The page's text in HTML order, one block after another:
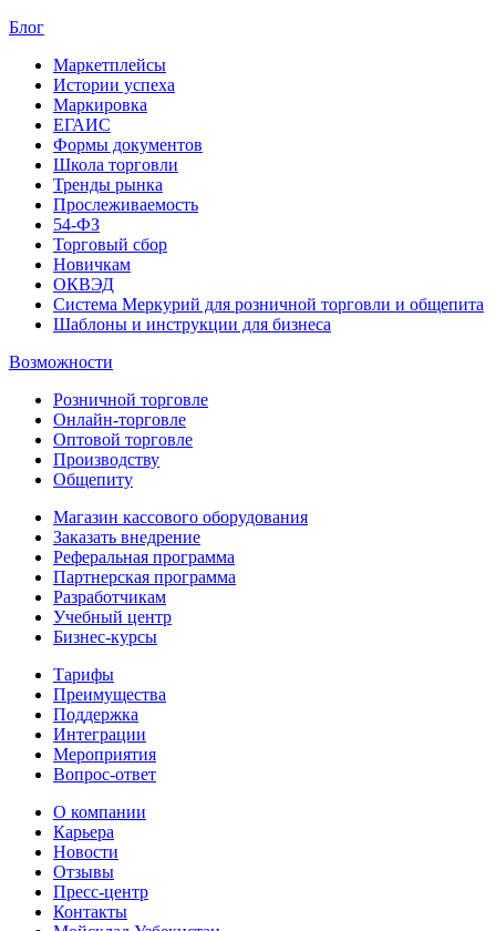
Блог
Маркетплейсы
Истории успеха
Маркировка
ЕГАИС
Формы документов
Школа торговли
Тренды рынка
Прослеживаемость
54-ФЗ
Торговый сбор
Новичкам
ОКВЭД
Система Меркурий для розничной торговли и общепита
Шаблоны и инструкции для бизнеса
Возможности
Розничной торговле
Онлайн-торговле
Оптовой торговле
Производству
Общепиту
Магазин кассового оборудования
Заказать внедрение
Реферальная программа
Партнерская программа
Разработчикам
Учебный центр
Бизнес‑курсы
Тарифы
Преимущества
Поддержка
Интеграции
Мероприятия
Вопрос-ответ
О компании
Карьера
Новости
Отзывы
Пресс-центр
Контакты